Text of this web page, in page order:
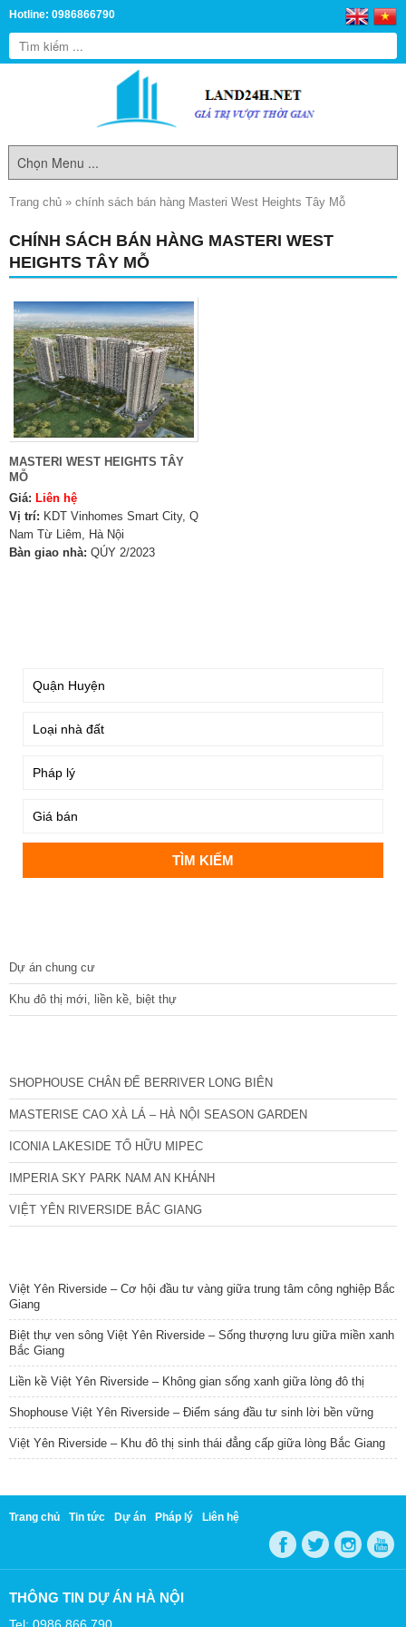
Hotline: 0986866790
Trang chủ » chính sách bán hàng Masteri West Heights Tây Mỗ
CHÍNH SÁCH BÁN HÀNG MASTERI WEST
HEIGHTS TÂY MỖ
MASTERI WEST HEIGHTS TÂY
MỖ
Giá: Liên hệ
Vị trí: KDT Vinhomes Smart City, Q
Nam Từ Liêm, Hà Nội
Bàn giao nhà: QÚY 2/2023
Dự án chung cư
Khu đô thị mới, liền kề, biệt thự
SHOPHOUSE CHÂN ĐẾ BERRIVER LONG BIÊN
MASTERISE CAO XÀ LÁ – HÀ NỘI SEASON GARDEN
ICONIA LAKESIDE TỐ HỮU MIPEC
IMPERIA SKY PARK NAM AN KHÁNH
VIỆT YÊN RIVERSIDE BẮC GIANG
Việt Yên Riverside – Cơ hội đầu tư vàng giữa trung tâm công nghiệp Bắc
Giang
Biệt thự ven sông Việt Yên Riverside – Sống thượng lưu giữa miền xanh
Bắc Giang
Liền kề Việt Yên Riverside – Không gian sống xanh giữa lòng đô thị
Shophouse Việt Yên Riverside – Điểm sáng đầu tư sinh lời bền vững
Việt Yên Riverside – Khu đô thị sinh thái đẳng cấp giữa lòng Bắc Giang
Trang chủ Tin tức Dự án Pháp lý Liên hệ
THÔNG TIN DỰ ÁN HÀ NỘI